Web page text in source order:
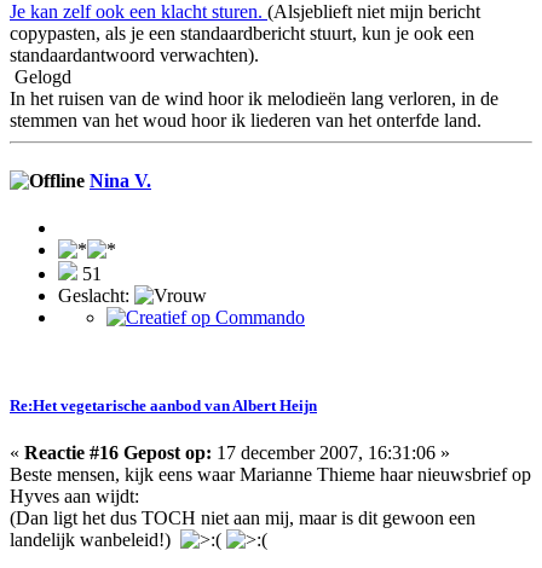
Je kan zelf ook een klacht sturen. (Alsjeblieft niet mijn bericht
copypasten, als je een standaardbericht stuurt, kun je ook een
standaardantwoord verwachten).
Gelogd
In het ruisen van de wind hoor ik melodieën lang verloren, in de
stemmen van het woud hoor ik liederen van het onterfde land.
Nina V.
51
Geslacht:
Re:Het vegetarische aanbod van Albert Heijn
« Reactie #16 Gepost op: 17 december 2007, 16:31:06 »
Beste mensen, kijk eens waar Marianne Thieme haar nieuwsbrief op
Hyves aan wijdt:
(Dan ligt het dus TOCH niet aan mij, maar is dit gewoon een
landelijk wanbeleid!)